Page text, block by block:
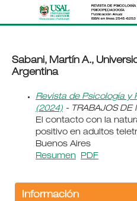
Sabani, Martín A.,
Argentina
Revista de Psicología y
(2024)- TRABAJOS DE
El contacto con la
positivo en adultos
Buenos Aires
Resumen
PDF
Información